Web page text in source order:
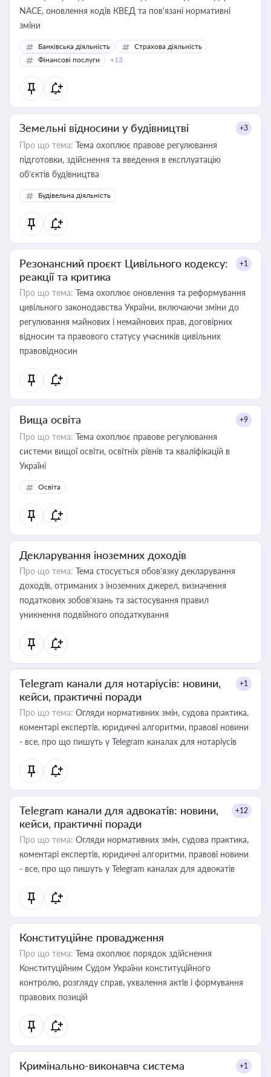
NACE, оновлення кодів КВЕД та пов'язані нормативні
зміни
Банківська діяльність
Страхова діяльність
Фінансові послуги
+13
Земельні відносини у будівництві +3
Про що тема: Тема охоплює правове регулювання
підготовки, здійснення та введення в експлуатацію
об’єктів будівництва
Будівельна діяльність
Резонансний проєкт Цивільного кодексу:
реакції та критика
+1
Про що тема: Тема охоплює оновлення та реформування
цивільного законодавства України, включаючи зміни до
регулювання майнових і немайнових прав, договірних
відносин та правового статусу учасників цивільних
правовідносин
Вища освіта +9
Про що тема: Тема охоплює правове регулювання
системи вищої освіти, освітніх рівнів та кваліфікацій в
Україні
Освіта
Декларування іноземних доходів
Про що тема: Тема стосується обов’язку декларування
доходів, отриманих з іноземних джерел, визначення
податкових зобов’язань та застосування правил
уникнення подвійного оподаткування
Telegram канали для нотаріусів: новини,
кейси, практичні поради
+1
Про що тема: Огляди нормативних змін, судова практика,
коментарі експертів, юридичні алгоритми, правові новини
- все, про що пишуть у Telegram каналах для нотаріусів
Telegram канали для адвокатів: новини,
кейси, практичні поради
+12
Про що тема: Огляди нормативних змін, судова практика,
коментарі експертів, юридичні алгоритми, правові новини
- все, про що пишуть у Telegram каналах для адвокатів
Конституційне провадження
Про що тема: Тема охоплює порядок здійснення
Конституційним Судом України конституційного
контролю, розгляду справ, ухвалення актів і формування
правових позицій
Кримінально-виконавча система +1